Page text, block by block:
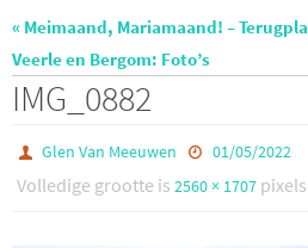
« Meimaand, Mariamaand! –
Veerle en Bergom: Foto’s
IMG_0882
Glen Van Meeuwen 01/05/2022
Volledige grootte is 2560 × 1707 pixels